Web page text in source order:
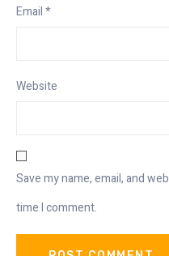
Email*
Website
Save my name, email, and
time I comment.